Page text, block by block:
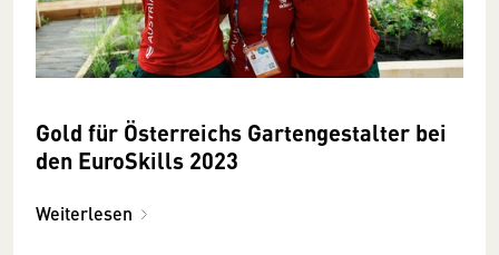
Gold für Österreichs Gartengestalter bei
den EuroSkills 2023
Weiterlesen